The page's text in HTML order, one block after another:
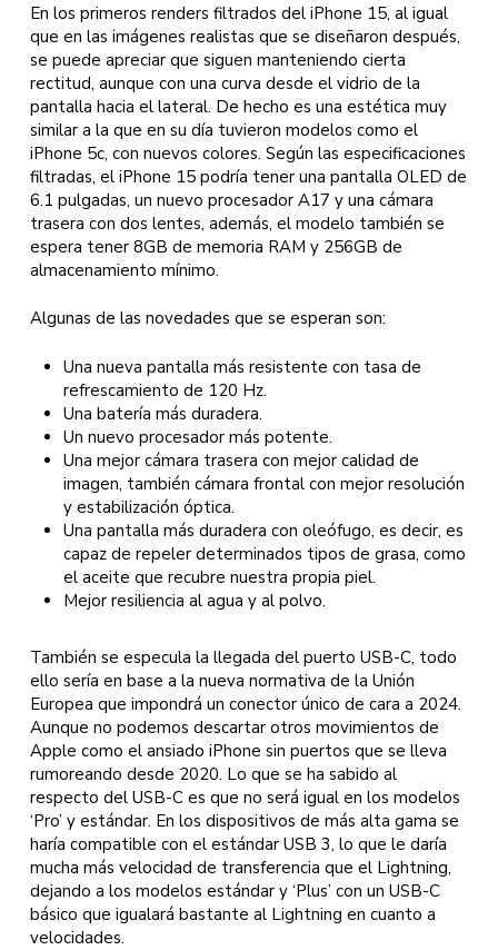
En los primeros renders filtrados del iPhone 15, al igual
que en las imágenes realistas que se diseñaron después,
se puede apreciar que siguen manteniendo cierta
rectitud, aunque con una curva desde el vidrio de la
pantalla hacia el lateral. De hecho es una estética muy
similar a la que en su día tuvieron modelos como el
iPhone 5c, con nuevos colores. Según las especificaciones
filtradas, el iPhone 15 podría tener una pantalla OLED de
6.1 pulgadas, un nuevo procesador A17 y una cámara
trasera con dos lentes, además, el modelo también se
espera tener 8GB de memoria RAM y 256GB de
almacenamiento mínimo.
Algunas de las novedades que se esperan son:
Una nueva pantalla más resistente con tasa de
refrescamiento de 120 Hz.
Una batería más duradera.
Un nuevo procesador más potente.
Una mejor cámara trasera con mejor calidad de
imagen, también cámara frontal con mejor resolución
y estabilización óptica.
Una pantalla más duradera con oleófugo, es decir, es
capaz de repeler determinados tipos de grasa, como
el aceite que recubre nuestra propia piel.
Mejor resiliencia al agua y al polvo.
También se especula la llegada del puerto USB-C, todo
ello sería en base a la nueva normativa de la Unión
Europea que impondrá un conector único de cara a 2024.
Aunque no podemos descartar otros movimientos de
Apple como el ansiado iPhone sin puertos que se lleva
rumoreando desde 2020. Lo que se ha sabido al
respecto del USB-C es que no será igual en los modelos
‘Pro’ y estándar. En los dispositivos de más alta gama se
haría compatible con el estándar USB 3, lo que le daría
mucha más velocidad de transferencia que el Lightning,
dejando a los modelos estándar y ‘Plus’ con un USB-C
básico que igualará bastante al Lightning en cuanto a
velocidades.